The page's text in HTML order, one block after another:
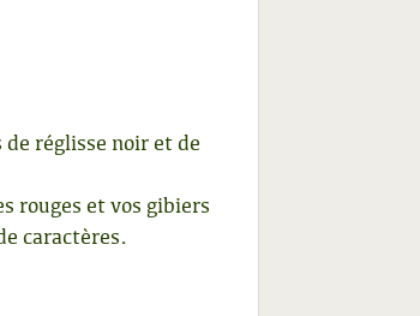
réglisse noir et de
rouges et vos gibiers
caractères.